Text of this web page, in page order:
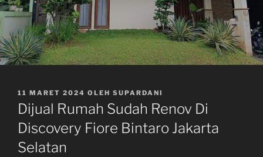
DIPOSKAN
PADA
11 MARET 2024 OLEH SUPARDANI
Dijual Rumah Sudah Renov Di
Discovery Fiore Bintaro Jakarta
Selatan